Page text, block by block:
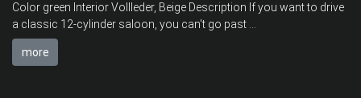
Color green Interior Vollleder, Beige Description If you want to drive
a classic 12-cylinder saloon, you can't go past ...
more